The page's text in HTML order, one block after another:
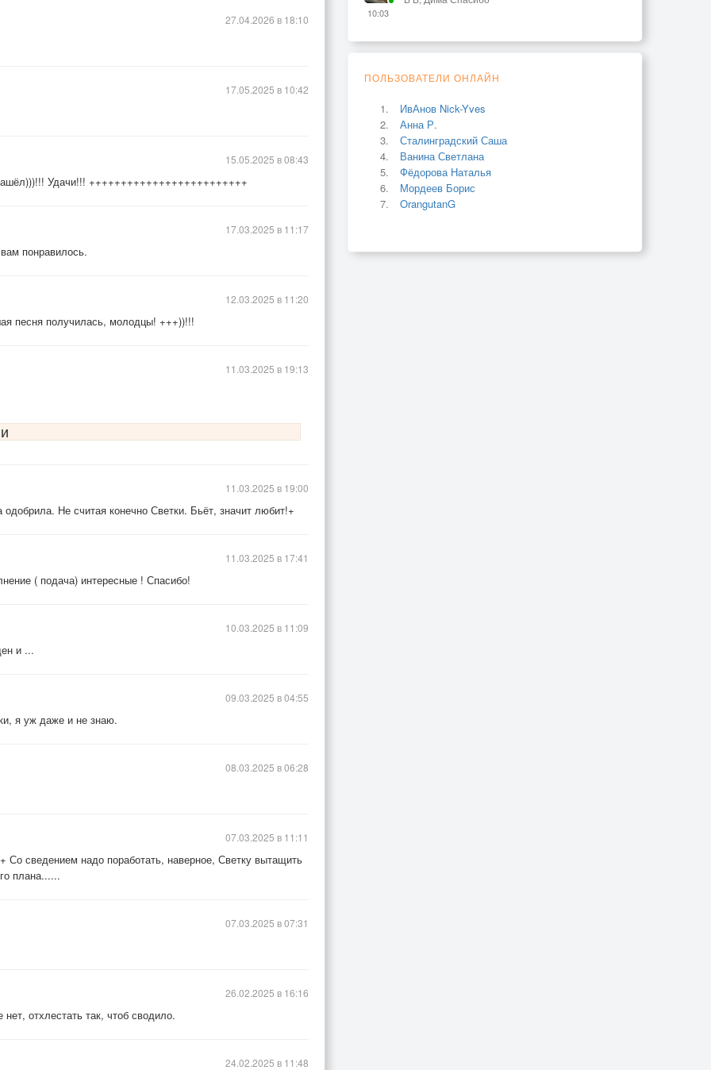
27.04.2026 в 18:10
17.05.2025 в 10:42
Удачи!!! +++++++++++++++++++++++++
15.05.2025 в 08:43
понравилось.
17.03.2025 в 11:17
песня получилась, молодцы! +++))!!!
12.03.2025 в 11:20
11.03.2025 в 19:13
Не считая конечно Светки. Бьёт, значит любит!+
11.03.2025 в 19:00
( подача) интересные ! Спасибо!
11.03.2025 в 17:41
и ...
10.03.2025 в 11:09
я уж даже и не знаю.
09.03.2025 в 04:55
08.03.2025 в 06:28
сведением надо поработать, наверное, Светку вытащить
плана......
07.03.2025 в 11:11
07.03.2025 в 07:31
отхлестать так, чтоб сводило.
26.02.2025 в 16:16
24.02.2025 в 11:48
10:03
ПОЛЬЗОВАТЕЛИ ОНЛАЙН
ИвАнов Nick-Yves
Анна Р.
Сталинградский Саша
Ванина Светлана
Фёдорова Наталья
Мордеев Борис
OrangutanG